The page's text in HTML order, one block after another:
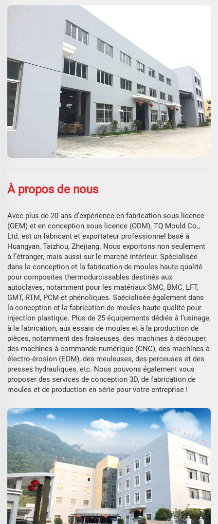
À propos de nous
Avec plus de 20 ans d’expérience en fabrication sous licence
(OEM) et en conception sous licence (ODM), TQ Mould Co.,
Ltd. est un fabricant et exportateur professionnel basé à
Huangyan, Taizhou, Zhejiang. Nous exportons non seulement
à l’étranger, mais aussi sur le marché intérieur. Spécialisée
dans la conception et la fabrication de moules haute qualité
pour composites thermodurcissables destinés aux
autoclaves, notamment pour les matériaux SMC, BMC, LFT,
GMT, RTM, PCM et phénoliques. Spécialisée également dans
la conception et la fabrication de moules haute qualité pour
injection plastique. Plus de 25 équipements dédiés à l’usinage,
à la fabrication, aux essais de moules et à la production de
pièces, notamment des fraiseuses, des machines à découper,
des machines à commande numérique (CNC), des machines à
électro-érosion (EDM), des meuleuses, des perceuses et des
presses hydrauliques, etc. Nous pouvons également vous
proposer des services de conception 3D, de fabrication de
moules et de production en série pour votre entreprise !